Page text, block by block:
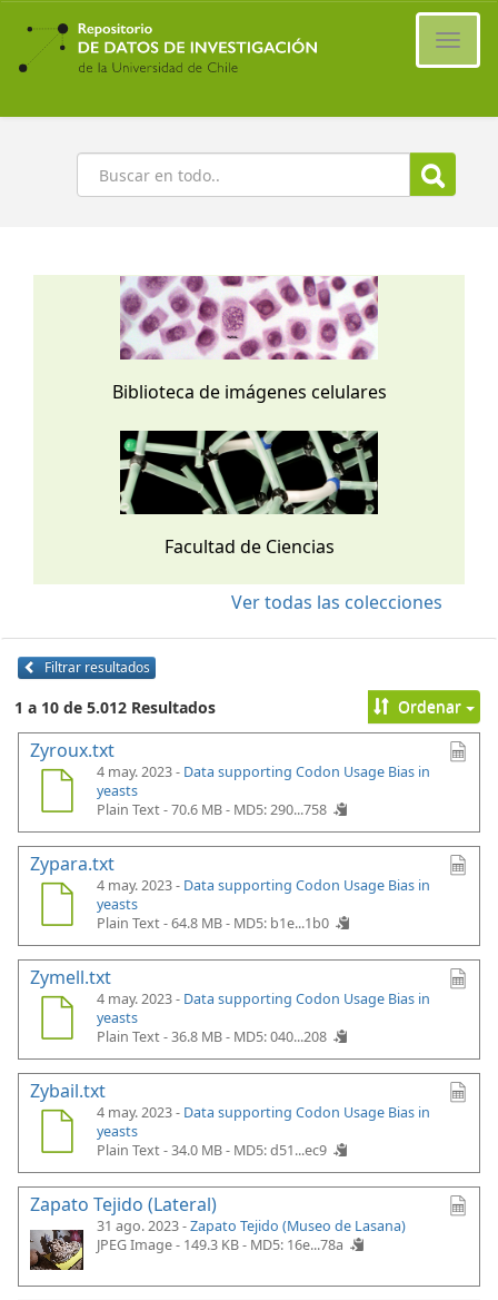
Ir
contenido
principal
Buscar
Biblioteca de imágenes celulares
Facultad de Ciencias
Ver todas las colecciones
Filtrar resultados
1 a 10 de 5.012 Resultados Ordenar
Zyroux.txt
4 may. 2023 - Data supporting Codon Usage Bias in
yeasts
Plain Text - 70.6 MB - MD5: 290...758
Zypara.txt
4 may. 2023 - Data supporting Codon Usage Bias in
yeasts
Plain Text - 64.8 MB - MD5: b1e...1b0
Zymell.txt
4 may. 2023 - Data supporting Codon Usage Bias in
yeasts
Plain Text - 36.8 MB - MD5: 040...208
Zybail.txt
4 may. 2023 - Data supporting Codon Usage Bias in
yeasts
Plain Text - 34.0 MB - MD5: d51...ec9
Zapato Tejido (Lateral)
31 ago. 2023 -Zapato Tejido (Museo de Lasana)
JPEG Image - 149.3 KB - MD5: 16e...78a